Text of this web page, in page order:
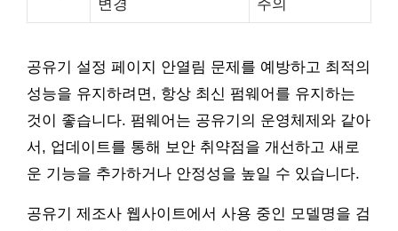
변경
주의
공유기 설정 페이지 안열림 문제를 예방하고 최적의
성능을 유지하려면, 항상 최신 펌웨어를 유지하는
것이 좋습니다. 펌웨어는 공유기의 운영체제와 같아
서, 업데이트를 통해 보안 취약점을 개선하고 새로
운 기능을 추가하거나 안정성을 높일 수 있습니다.
공유기 제조사 웹사이트에서 사용 중인 모델명을 검